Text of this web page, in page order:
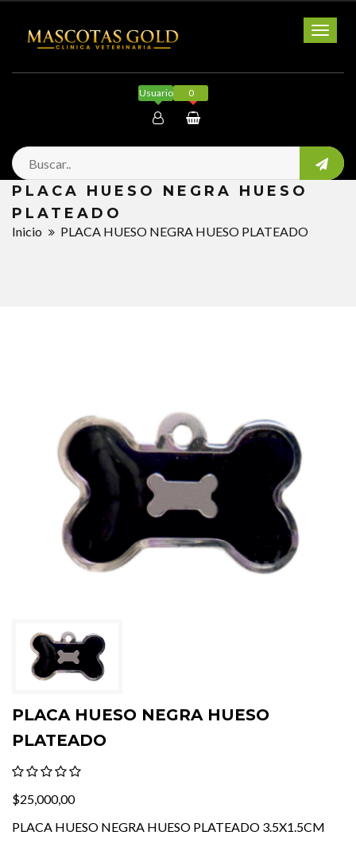
Usuario
Salir
0
PLACA HUESO NEGRA HUESO
PLATEADO
Inicio PLACA HUESO NEGRA HUESO PLATEADO
PLACA HUESO NEGRA HUESO
PLATEADO
$25,000,00
PLACA HUESO NEGRA HUESO PLATEADO 3.5X1.5CM